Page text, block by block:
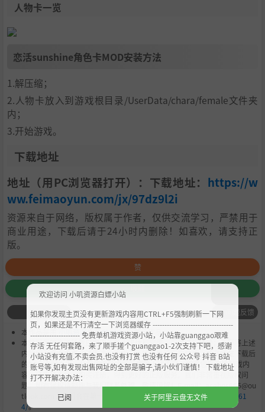
人物卡一览
恋活sunshine角色卡MOD安装方法
1.解压缩；
2.人物卡放入到游戏根目录/UserData/chara/female文件夹
内；
3.开始游戏。
下载地址
地址（用PC浏览器打开）：下载地址： https://w
ww.feimaoyun.com/jx/97dz9l2i
资源来自于网络，版权属于作者，仅供交流学习，严禁用于
商业用途，下载后请于24小时内删除！如喜欢，请支持正
版。
赞
问题反馈
本作品是由
小叽资源会员Chobits's 搬运作品.
本站提供的资源转载自国内外各大媒体和网络，仅供试玩体验；不得将上述
内容用于商业或者非法用途，否则，一切后果请用户自负。您必须在下载后
的24个小时之内，从您的电脑中彻底删除上述内容。如果您喜欢该游戏内
容，请支持正版，购买注册，得到更好的正版服务。我们非常重视版权问
题，如有侵权请邮件与我们联系处理。敬请谅解！E-mail：acgbns666@ou
tlook.com，我们会在第一时间断开下载链接https://steamzg.com/761
4/。
欢迎访问 小叽资源白嫖小站
如果你发现主页没有更新游戏内容用CTRL+F5强制刷新一下网
页，如果还是不行清空一下浏览器缓存 ----------------------------------
--------------------- 免费单机游戏资源小站，小站靠guanggao艰难
存活 无任何套路，来了顺手搓个guanggao1-2次支持下吧，感谢
小站没有充值.不卖会员.也没有打赏 也没有任何 公众号 抖音 B站
账号等,如有发现出售网址的全部是骗子,请小伙们谨慎！ 下载地址
打不开解决办法：
已阅
关于阿里云盘无文件